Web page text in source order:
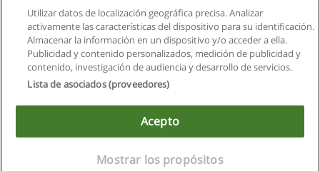
Reglas de uso
Privacidad de datos
Copyright © Educaedu Business S.L. - CIF : B-95610580: -
www.educaedu.com.ec
Utilizar datos de localización geográfica precisa. Analizar
activamente las características del dispositivo para su identificación.
Almacenar la información en un dispositivo y/o acceder a ella.
Publicidad y contenido personalizados, medición de publicidad y
contenido, investigación de audiencia y desarrollo de servicios.
Lista de asociados (proveedores)
Acepto
Mostrar los propósitos